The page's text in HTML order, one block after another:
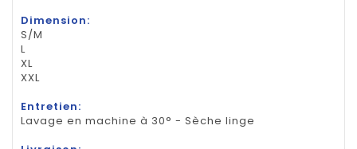
Dimension:
S/M
L
XL
XXL
Entretien:
Lavage en machine à 30° - Sèche linge